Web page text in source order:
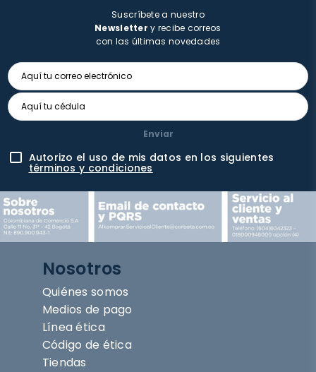
Suscríbete a nuestro
Newsletter y recibe correos
con las últimas novedades
Enviar
Autorizo el uso de mis datos en los siguientes
términos y condiciones
Nosotros
Quiénes somos
Medios de pago
Línea ética
Código de ética
Tiendas